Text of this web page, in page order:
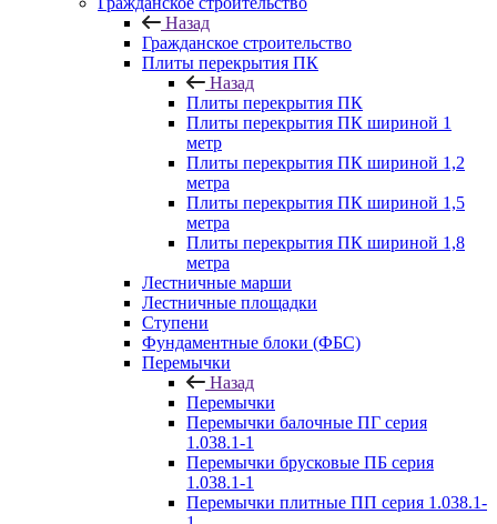
Назад
Гражданское строительство
Плиты перекрытия ПК
Назад
Плиты перекрытия ПК
Плиты перекрытия ПК шириной 1
метр
Плиты перекрытия ПК шириной 1,2
метра
Плиты перекрытия ПК шириной 1,5
метра
Плиты перекрытия ПК шириной 1,8
метра
Лестничные марши
Лестничные площадки
Ступени
Фундаментные блоки (ФБС)
Перемычки
Назад
Перемычки
Перемычки балочные ПГ серия
1.038.1-1
Перемычки брусковые ПБ серия
1.038.1-1
Перемычки плитные ПП серия 1.038.1-